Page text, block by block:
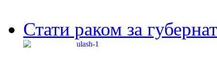
Стати раком за